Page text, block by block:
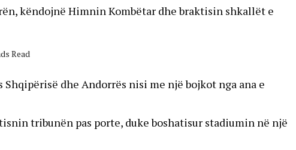
këndojnë Himnin Kombëtar dhe braktisin shkallët e
Read
dhe Andorrës nisi me një bojkot nga ana e
tribunën pas porte, duke boshatisur stadiumin në një